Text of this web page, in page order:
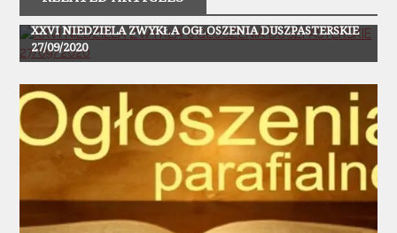
XXVI NIEDZIELA ZWYKŁA OGŁOSZENIA DUSZPASTERSKIE
27/09/2020